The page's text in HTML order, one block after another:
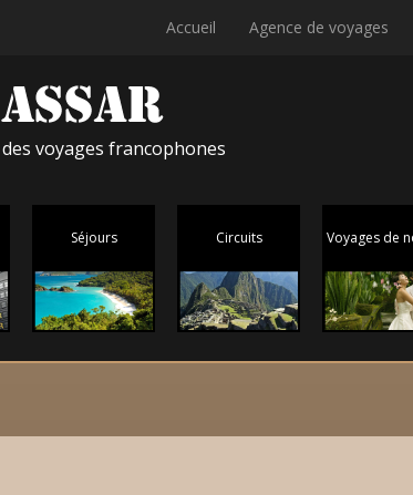
Accueil Agence de voyages
voyages francophones
Séjours Circuits Voyages de